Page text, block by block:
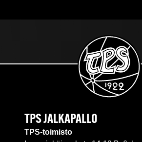
TPS JALKAPALLO
TPS-toimisto